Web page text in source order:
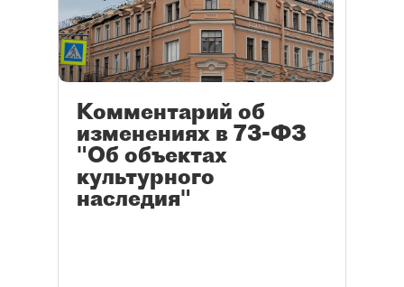
Комментарий об
изменениях в 73-ФЗ
"Об объектах
культурного
наследия"